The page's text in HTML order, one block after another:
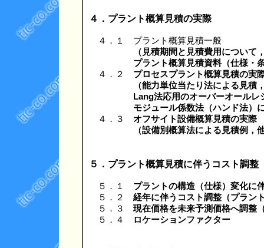
４．プラント概算見積の実際
４．１ プラント概算見積一般
（見積期間と見積費用について
プラント概算見積資料（仕様・
４．２ プロセスプラント概算見積の実
（能力単位当たり法による見積
Lang法応用のオーバーオール
モジュール係数法（ハンド法）によ
４．３ オフサイト設備概算見積の実際
（設備別概算法による見積例，
５．プラント概算見積に伴うコスト調整
５．１ プラントの構造（仕様）変化に
５．２ 経年に伴うコスト調整（プラン
５．３ 現在価格を未来予測価格へ調整
５．４
ロケーションファクター